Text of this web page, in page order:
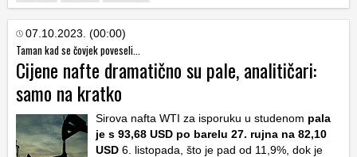
07.10.2023. (00:00)
Taman kad se čovjek poveseli...
Cijene nafte dramatično su pale, analitičari:
samo na kratko
Sirova nafta WTI za isporuku u studenom pala
je s 93,68 USD po barelu 27. rujna na 82,10
USD 6. listopada, što je pad od 11,9%, dok je